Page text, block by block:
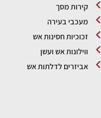
קירות מסך
מעכבי בעירה
זכוכיות חסינות אש
ווילונות אש ועשן
אביזרים לדלתות אש